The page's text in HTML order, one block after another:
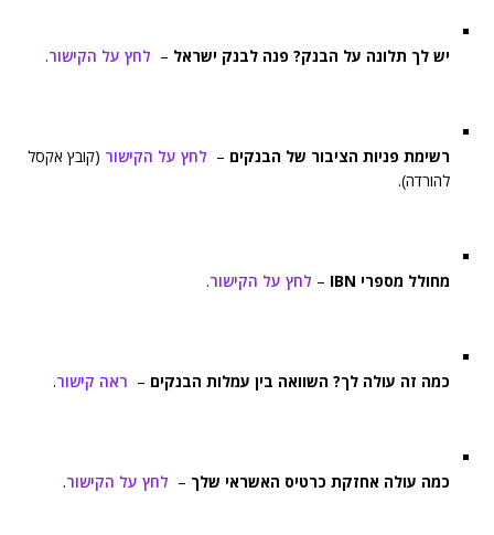
יש לך תלונה על הבנק? פנה לבנק ישראל – לחץ על הקישור.
רשימת פניות הציבור של הבנקים – לחץ על הקישור (קובץ אקסל
להורדה).
מחולל מספרי IBN – לחץ על הקישור.
כמה זה עולה לך? השוואה בין עמלות הבנקים – ראה קישור.
כמה עולה אחזקת כרטיס האשראי שלך – לחץ על הקישור.